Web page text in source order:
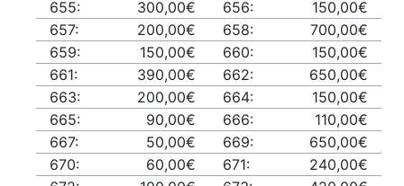
655:
300,00€ 656:
150,00€
657:
200,00€ 658:
700,00€
659:
150,00€ 660:
150,00€
661:
390,00€ 662:
650,00€
663:
200,00€ 664:
150,00€
665:
90,00€ 666:
110,00€
667:
50,00€ 669:
650,00€
670:
60,00€ 671:
240,00€